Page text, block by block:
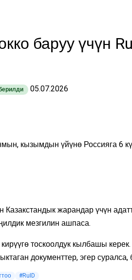
баруу үчүн
05.07.2026
кызымдын үйүнө Россияга 6
Казакстандык жарандар үчүн
мезгилин ашпаса.
тоскоолдук кылбашы
документтер, эгер суралса,
#RuID